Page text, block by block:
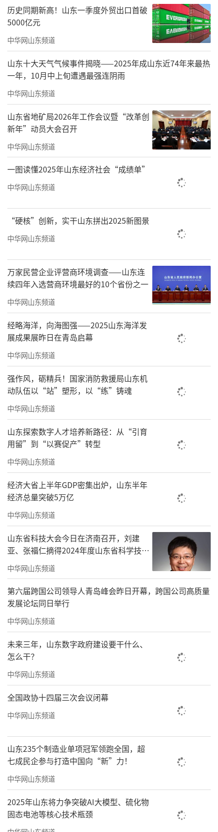
新能源、新材料、现代海洋、医养健康、高端
化工等多个领域，它们不仅是山东绿色低碳发
展的排头兵，更是引领产业转型升级的重要力
量。
雁阵集群作为一种高效的产业组织形式，
通过上下游企业间的紧密协作和资源共享，能
够形成强大的产业集聚效应和竞争优势。山东
此次确定的45个支柱型雁阵集群，通过优化产
业布局、提升产业链供应链韧性和关键环节配
套能力，构建了一批具有鲜明特色和竞争优势
的产业集群。以青岛轨道交通装备产业集群为
例，作为我国轨道交通装备制造业的重要基
地，集群以中车四方为链主企业，集聚了超过2
00家上下游企业，形成了完整的产业链条，具
备显著的产业集聚效应和创新能力。这些集群
不仅能够有效降低企业运营成本，提高生产效
率和产品质量，还能够吸引更多优质企业和项
目落地，进一步壮大山东的产业生态。
在雁阵集群中，“头雁”企业发挥着至关
重要的作用。它们不仅是技术创新和市场开拓
的先锋，更是产业生态构建和集群发展的引领
者。此次公布的96家“头雁”企业，均是在各
自领域内具有较强影响力和竞争力的企业。这
些企业不仅拥有先进的技术和管理经验，还具
备敏锐的市场洞察力和强大的资源整合能力。
它们将在科技创新、企业培训、产业链延伸、
数字化转型等方面发挥引领带动作用，推动山
东产业向更高层次、更高水平发展。
为确保支柱型雁阵集群和“头雁”企业能
够充分发挥作用，山东省还提出了“双清单一
图谱”政策举措。这一政策举措通过明确各级
政府和相关部门在支持集群和企业发展方面的
责任和任务，确保政策措施的精准施策和有效
落地。具体而言，“双清单”包括支持集群和
企业发展的具体政策措施清单和目标任务清
单，而“图谱”则是指引产业集群和企业发展
方向的蓝图。这一政策体系的建立，为山东推
动支柱型雁阵集群和“头雁”企业发展提供了
有力的制度保障和政策支持。
展望未来，随着山东省绿色低碳高质量发
展先行区建设的深入推进，这些支柱型雁阵集
群和“头雁”企业将不断发展壮大。依托山东
丰富的资源和良好的产业基础，不断推进技术
产业集群和企业群体。同时，这些集群和企业
还将积极参与全球产业链供应链的重构和布
局，不断提升山东在全球经济体系中的地位和
影响力。
（来源：海报新闻）
历史同期新高！山东一季度外贸出口首破
5000亿元
中华网山东频道
山东十大天气气候事件揭晓——2025年成山东近74年来最热
一年，10月中上旬遭遇最强连阴雨
中华网山东频道
山东省地矿局2026年工作会议暨“改革创
新年”动员大会召开
中华网山东频道
一图读懂2025年山东经济社会“成绩单”
中华网山东频道
“硬核”创新，实干山东拼出2025新图景
中华网山东频道
万家民营企业评营商环境调查——山东连
续四年入选营商环境最好的10个省份之一
中华网山东频道
经略海洋，向海图强——2025山东海洋发
展成果展昨日在青岛启幕
中华网山东频道
强作风，砺精兵！国家消防救援局山东机
动队伍以“站”塑形，以“练”铸魂
中华网山东频道
山东探索数字人才培养新路径：从“引育
用留”到“以赛促产”转型
中华网山东频道
经济大省上半年GDP密集出炉，山东半年
经济总量突破5万亿
中华网山东频道
山东省科技大会今日在济南召开，刘建
亚、张福仁摘得2024年度山东省科学技术
奖最高奖！
中华网山东频道
第六届跨国公司领导人青岛峰会昨日开幕，跨国公司高质量
发展论坛同日举行
中华网山东频道
未来三年，山东数字政府建设要干什么、
怎么干？
中华网山东频道
全国政协十四届三次会议闭幕
中华网山东频道
山东235个制造业单项冠军领跑全国，超
七成民企参与打造中国向“新”力！
中华网山东频道
2025年山东将力争突破AI大模型、硫化物
固态电池等核心技术瓶颈